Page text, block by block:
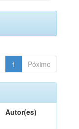
1 Póximo
Autor(es)